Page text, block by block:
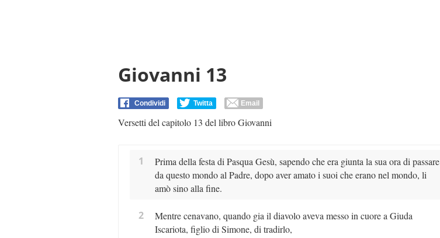
Giovanni 13
Condividi Twitta Email
Versetti del capitolo 13 del libro Giovanni
1
Prima della festa di Pasqua Gesù, sapendo che era giunta la sua ora di passare
da questo mondo al Padre, dopo aver amato i suoi che erano nel mondo, li
amò sino alla fine.
2
Mentre cenavano, quando gia il diavolo aveva messo in cuore a Giuda
Iscariota, figlio di Simone, di tradirlo,